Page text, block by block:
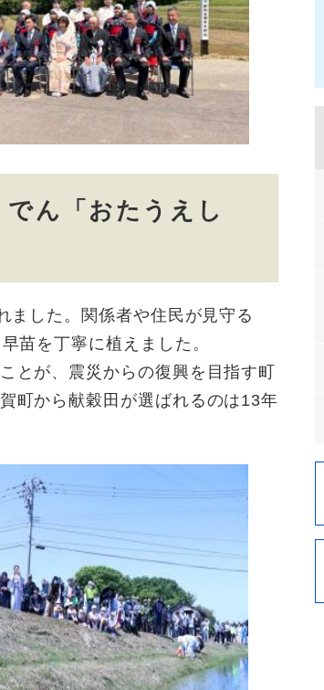
ん「おたうえし
ました。関係者や住民が見守る
苗を丁寧に植えました。
とが、震災からの復興を目指す町
町から献穀田が選ばれるのは13年